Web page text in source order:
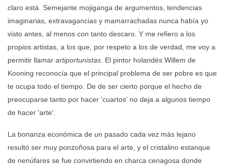
claro está. Semejante mojiganga de argumentos, tendencias
imaginarias, extravagancias y mamarrachadas nunca había yo
visto antes, al menos con tanto descaro. Y me refiero a los
propios artistas, a los que, por respeto a los de verdad, me voy a
permitir llamar artiportunistas . El pintor holandés Willem de
Kooning reconocía que el principal problema de ser pobre es que
te ocupa todo el tiempo. De de ser cierto porque el hecho de
preocuparse tanto por hacer 'cuartos' no deja a algunos tiempo
de hacer 'arte'.
La bonanza económica de un pasado cada vez más lejano
resultó ser muy ponzoñosa para el arte, y el cristalino estanque
de nenúfares se fue convirtiendo en charca cenagosa donde